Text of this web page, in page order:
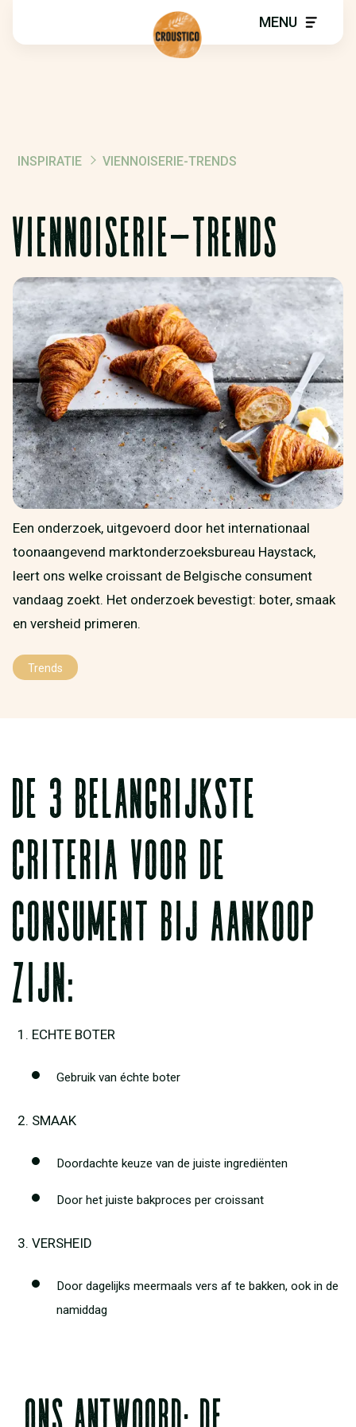
MENU
KRUIMELPAD
INSPIRATIE VIENNOISERIE-TRENDS
VIENNOISERIE-TRENDS
Een onderzoek, uitgevoerd door het internationaal
toonaangevend marktonderzoeksbureau Haystack,
leert ons welke croissant de Belgische consument
vandaag zoekt. Het onderzoek bevestigt: boter, smaak
en versheid primeren.
Trends
DE 3 BELANGRIJKSTE
CRITERIA VOOR DE
CONSUMENT BIJ AANKOOP
ZIJN:
ECHTE BOTER
Gebruik van échte boter
SMAAK
Doordachte keuze van de juiste ingrediënten
Door het juiste bakproces per croissant
VERSHEID
Door dagelijks meermaals vers af te bakken, ook in de
namiddag
Ons antwoord: De